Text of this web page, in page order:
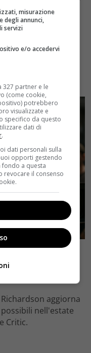
Scotti e La Ruota
estivo di Canale 5,
Pa
Richardson
a The Movie Critic
aggiorna
nell'estate
Critic.
misurazione
degli annunci,
servizi
e/o accedervi
partner e le
(come cookie,
potrebbero
visualizzate e
specifico da questo
dati di
.
dati personali sulla
opporti gestendo
fondo a questa
revocare il consenso